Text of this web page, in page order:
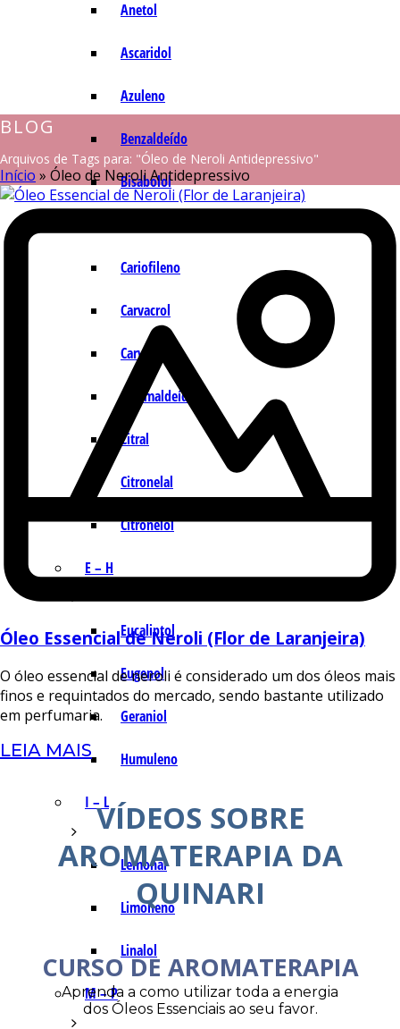
Anetol
Ascaridol
Azuleno
Benzaldeído
Bisabolol
Cariofileno
Carvacrol
Carvona
Cinamaldeído
Citral
Citronelal
Citronelol
E – H
Eucaliptol
Eugenol
Geraniol
Humuleno
I – L
Lemonal
Limoneno
Linalol
M – P
BLOG
Arquivos de Tags para: "Óleo de Neroli Antidepressivo"
Início » Óleo de Neroli Antidepressivo
Óleo Essencial de Neroli (Flor de Laranjeira)
O óleo essencial de neroli é considerado um dos óleos mais
finos e requintados do mercado, sendo bastante utilizado
em perfumaria.
LEIA MAIS
VÍDEOS SOBRE
AROMATERAPIA DA
QUINARI
CURSO DE AROMATERAPIA
Aprenda a como utilizar toda a energia
dos Óleos Essenciais ao seu favor.